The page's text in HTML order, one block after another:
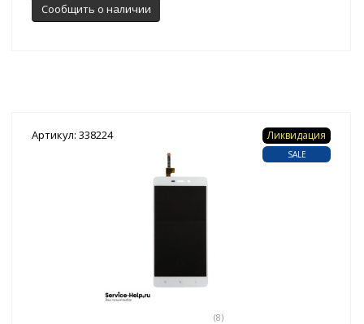
Сообщить о наличии
Артикул: 338224
(8)
Ликвидация
SALE